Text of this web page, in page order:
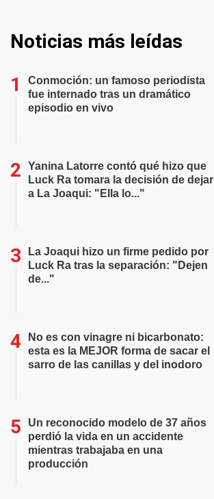
Noticias más leídas
Conmoción: un famoso periodista
fue internado tras un dramático
episodio en vivo
Yanina Latorre contó qué hizo que
Luck Ra tomara la decisión de dejar
a La Joaqui: "Ella lo..."
La Joaqui hizo un firme pedido por
Luck Ra tras la separación: "Dejen
de..."
No es con vinagre ni bicarbonato:
esta es la MEJOR forma de sacar el
sarro de las canillas y del inodoro
Un reconocido modelo de 37 años
perdió la vida en un accidente
mientras trabajaba en una
producción